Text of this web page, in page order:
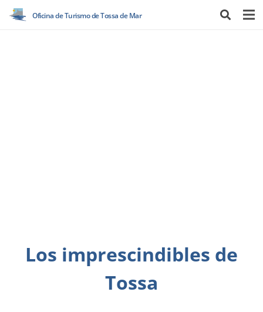
Oficina de Turismo de Tossa de Mar
Los imprescindibles de
Tossa